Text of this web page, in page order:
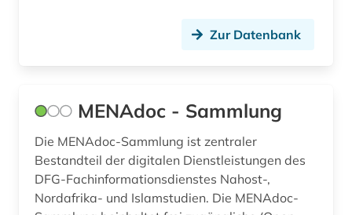
mittelasien gus (1)
mittlerer osten (3)
Zur Datenbank
MENAdoc - Sammlung
Die MENAdoc-Sammlung ist zentraler
Bestandteil der digitalen Dienstleistungen des
DFG-Fachinformationsdienstes Nahost-,
Nordafrika- und Islamstudien. Die MENAdoc-